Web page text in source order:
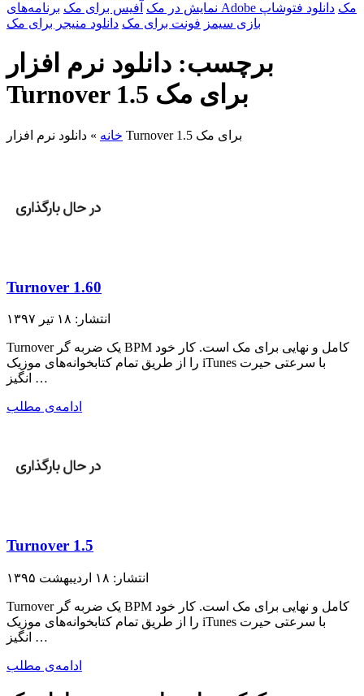
نمایش در مک آفیس برای مک برنامه‌های Adobe مک دانلود فتوشاپ
بازی سیمز فونت برای مک دانلود منیجر برای مک
برچسب: دانلود نرم افزار
Turnover 1.5 برای مک
خانه » دانلود نرم افزار Turnover 1.5 برای مک
Turnover 1.60
انتشار: ۱۸ تیر ۱۳۹۷
Turnover یک ضربه گر BPM کامل و نهایی برای مک است. کار خود
را از طریق تمام کتابخوانه‌ها‌ی موزیک iTunes با سرعتی حیرت
انگیز …
ادامه‌ی مطلب
Turnover 1.5
انتشار: ۱۸ اردیبهشت ۱۳۹۵
Turnover یک ضربه گر BPM کامل و نهایی برای مک است. کار خود
را از طریق تمام کتابخوانه‌ها‌ی موزیک iTunes با سرعتی حیرت
انگیز …
ادامه‌ی مطلب